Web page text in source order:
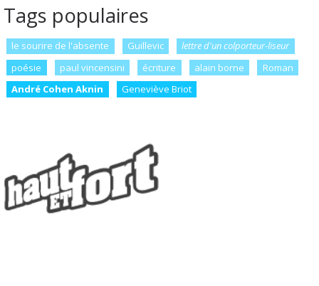
Tags populaires
le sourire de l'absente Guillevic
lettre d'un colporteur-liseur
poésie
paul vincensini écriture alain borne
Roman
André Cohen Aknin
Geneviève Briot